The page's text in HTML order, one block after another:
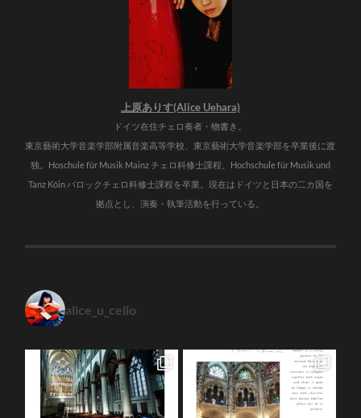
上原ありす(Alice Uehara)
ドイツ在住チェロ奏者・物書き。
東京藝術大学音楽学部附属音楽高等学校、東京藝術大学音楽学部を卒業後に渡
独。Hoschule für Musik Mainz チェロ科修士課程、Hochschule für Musik und
Tanz Köin バロックチェロ科修士課程を卒業。現在はドイツと日本の二カ国を
拠点とし、演奏・執筆活動を行っている。
alice_u_cello